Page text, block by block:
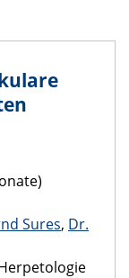
Sures, Dr.